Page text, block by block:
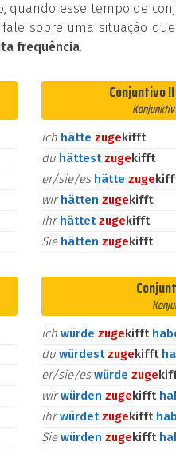
quando esse tempo de
sobre uma situação
frequência.
Conjuntivo
ich hätte zugekifft
du hättestzugekifft
er/sie/es hätte zuge
wirhätten zugekifft
ihrhättetzugekifft
Sie hätten zugekifft
ich würde zugekifft
du würdestzugekifft
er/sie/eswürde zuge
wirwürden zugekifft
ihrwürdetzugekifft
Siewürden zugekifft